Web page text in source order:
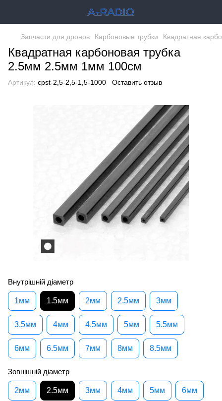
Запчасти для дронов Карбоновые трубки Квадратная
Квадратная карбоновая трубка
2.5мм 2.5мм 1мм 100см
Артикул: cpst-2,5-2,5-1,5-1000 Оставить отзыв
Внутрішній діаметр
1мм 1.5мм 2мм 2.5мм 3мм
3.5мм 4мм 4.5мм 5мм 5.5мм
6мм 6.5мм 7мм 8мм 8.5мм
Зовнішній діаметр
2мм 2.5мм 3мм 4мм 5мм 6мм